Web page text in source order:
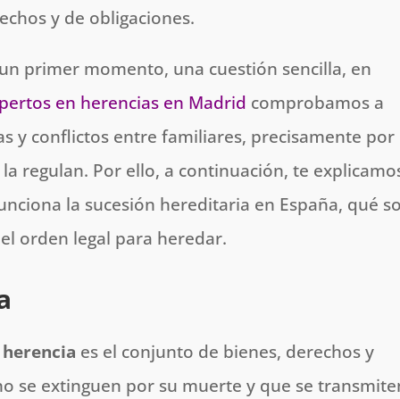
y de obligaciones.
primer momento, una cuestión sencilla, en
en herencias en Madrid comprobamos a
y conflictos entre familiares, precisamente por
regulan. Por ello, a continuación, te
la sucesión hereditaria en España, qué
orden legal para heredar.
herencia es el conjunto de bienes, derechos y
se extinguen por su muerte y que se